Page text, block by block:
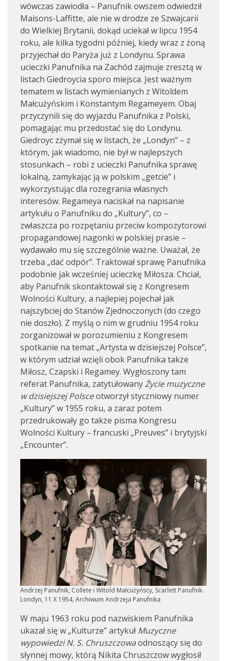
wówczas zawiodła – Panufnik owszem odwiedził
Maisons-Laffitte, ale nie w drodze ze Szwajcarii
do Wielkiej Brytanii, dokąd uciekał w lipcu 1954
roku, ale kilka tygodni później, kiedy wraz z żoną
przyjechał do Paryża już z Londynu. Sprawa
ucieczki Panufnika na Zachód zajmuje zresztą w
listach Giedroycia sporo miejsca. Jest ważnym
tematem w listach wymienianych z Witoldem
Małcużyńskim i Konstantym Regameyem. Obaj
przyczynili się do wyjazdu Panufnika z Polski,
pomagając mu przedostać się do Londynu.
Giedroyc zżymał się w listach, że „Londyn” – z
którym, jak wiadomo, nie był w najlepszych
stosunkach – robi z ucieczki Panufnika sprawę
lokalną, zamykając ją w polskim „getcie” i
wykorzystując dla rozegrania własnych
interesów. Regameya naciskał na napisanie
artykułu o Panufniku do „Kultury”, co –
zwłaszcza po rozpętaniu przeciw kompozytorowi
propagandowej nagonki w polskiej prasie –
wydawało mu się szczególnie ważne. Uważał, że
trzeba „dać odpór”. Traktował sprawę Panufnika
podobnie jak wcześniej ucieczkę Miłosza. Chciał,
aby Panufnik skontaktował się z Kongresem
Wolności Kultury, a najlepiej pojechał jak
najszybciej do Stanów Zjednoczonych (do czego
nie doszło). Z myślą o nim w grudniu 1954 roku
zorganizował w porozumieniu z Kongresem
spotkanie na temat „Artysta w dzisiejszej Polsce”,
w którym udział wzięli obok Panufnika także
Miłosz, Czapski i Regamey. Wygłoszony tam
referat Panufnika, zatytułowanyŻycie muzyczne
w dzisiejszej Polsceotworzył styczniowy numer
„Kultury” w 1955 roku, a zaraz potem
przedrukowały go także pisma Kongresu
Wolności Kultury – francuski „Preuves” i brytyjski
„Encounter”.
Andrzej Panufnik, Collete i Witold Małcużyńscy, Scarlett Panufnik.
Londyn, 11 X 1954, Archiwum Andrzeja Panufnika
W maju 1963 roku pod nazwiskiem Panufnika
ukazał się w „Kulturze” artykuł Muzyczne
wypowiedzi N. S. Chruszczowaodnoszący się do
słynnej mowy, którą Nikita Chruszczow wygłosił